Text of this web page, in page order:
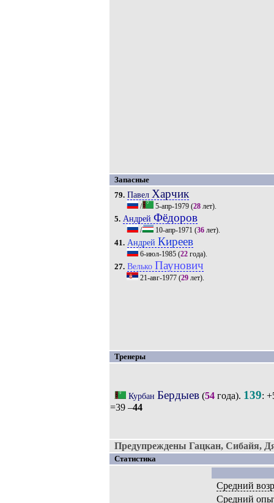
Запасные
79. Павел Харчик
/ 5-апр-1979(28лет).
5. Андрей Фёдоров
/ 10-апр-1971 (36лет).
41. Андрей Киреев
6-июл-1985(22года).
27. Велько Паунович
21-авг-1977(29лет).
Тренеры
Курбан Бердыев(54года). 139:
=39 –44
Предупреждены Гацкан, Сибайя,
Статистика
Средний
Средний